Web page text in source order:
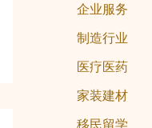
企业服务
制造行业
医疗医药
家装建材
移民留学